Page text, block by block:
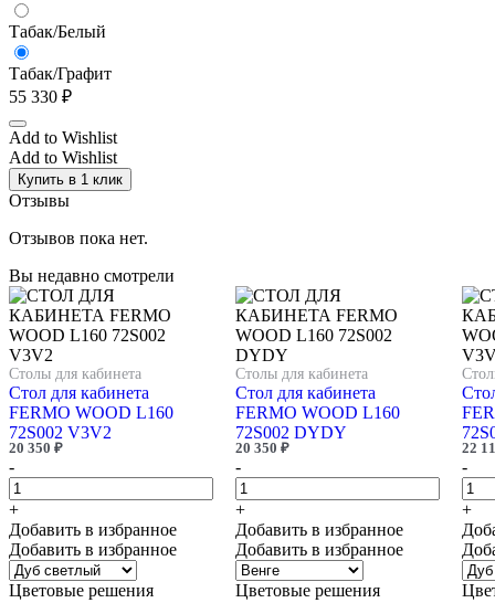
Табак/Белый
Табак/Графит
55 330 ₽
Add to Wishlist
Add to Wishlist
Купить в 1 клик
Отзывы
Отзывов пока нет.
Вы недавно смотрели
Столы для кабинета
Стол для кабинета
FERMO WOOD L160
72S002 V3V2
20 350 ₽
-
+
Добавить в избранное
Добавить в избранное
Цветовые решения
Столы для кабинета
Стол для кабинета
FERMO WOOD L160
72S002 DYDY
20 350 ₽
-
+
Добавить в избранное
Добавить в избранное
Цветовые решения
22
-
+